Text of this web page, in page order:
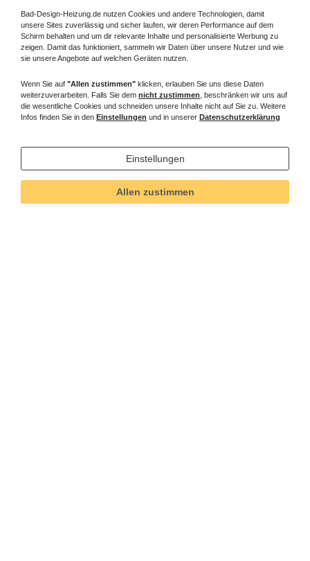
Bad-Design-Heizung.de nutzen Cookies und andere Technologien, damit
unsere Sites zuverlässig und sicher laufen, wir deren Performance auf dem
Schirm behalten und um dir relevante Inhalte und personalisierte Werbung zu
zeigen. Damit das funktioniert, sammeln wir Daten über unsere Nutzer und wie
sie unsere Angebote auf welchen Geräten nutzen.
Wenn Sie auf "Allen zustimmen" klicken, erlauben Sie uns diese Daten
weiterzuverarbeiten. Falls Sie dem nicht zustimmen , beschränken wir uns auf
die wesentliche Cookies und schneiden unsere Inhalte nicht auf Sie zu. Weitere
Infos finden Sie in den Einstellungen und in unserer Datenschutzerklärung
Einstellungen
Allen zustimmen